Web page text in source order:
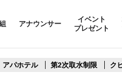
アナウンサー
イベント
プレゼント
アパホテル 第2次取水制限 ク